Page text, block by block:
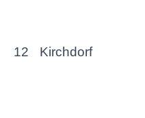
12
Kirchdorf